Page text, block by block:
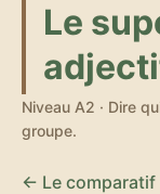
Le
Niveau A2 · Dire
groupe.
← Le comparatif